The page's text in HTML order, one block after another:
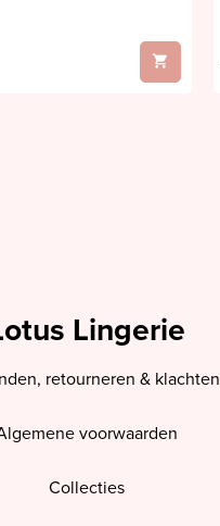
Lingerie
retourneren & klachten
voorwaarden
Collecties